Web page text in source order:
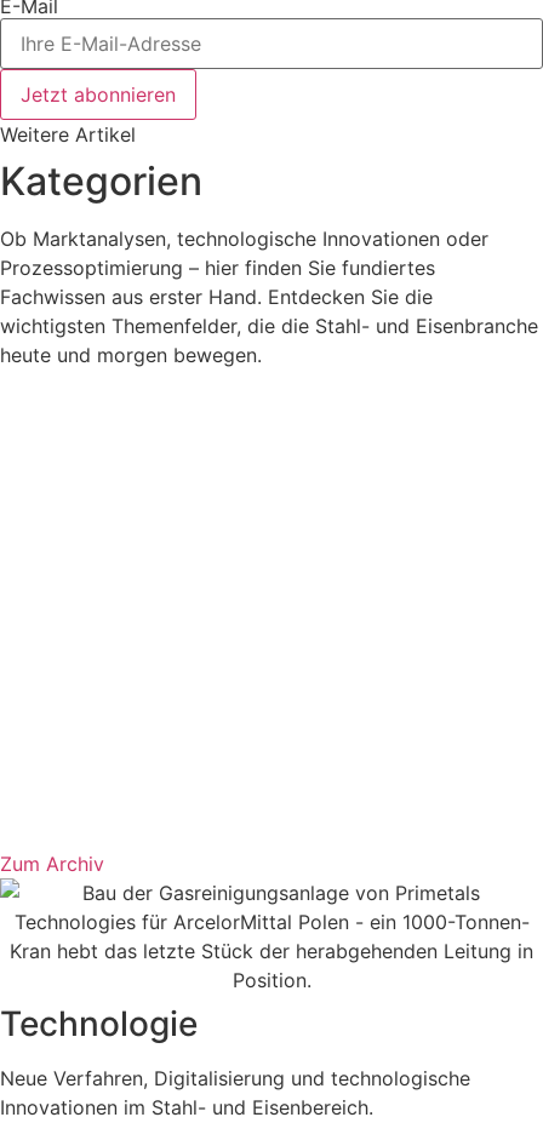
E-Mail
Jetzt abonnieren
Weitere Artikel
Kategorien
Ob Marktanalysen, technologische Innovationen oder
Prozessoptimierung – hier finden Sie fundiertes
Fachwissen aus erster Hand. Entdecken Sie die
wichtigsten Themenfelder, die die Stahl- und Eisenbranche
heute und morgen bewegen.
Zum Archiv
Technologie
Neue Verfahren, Digitalisierung und technologische
Innovationen im Stahl- und Eisenbereich.